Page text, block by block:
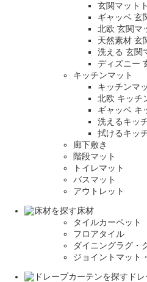
玄関マット
ギャッベ 玄
北欧 玄関マ
天然素材 玄
洗える 玄関
ディズニー
キッチンマット
キッチンマ
北欧 キッチ
ギャッベ キ
洗えるキッ
拭けるキッ
廊下敷き
階段マット
トイレマット
バスマット
アウトレット
床材
タイルカーペット
フロアタイル
ダイニングラグ・
ジョイントマット
ド